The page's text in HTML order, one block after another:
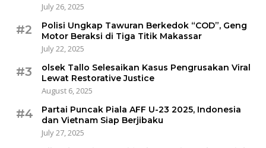
July 26, 2025
#2
Polisi Ungkap Tawuran Berkedok “COD”, Geng
Motor Beraksi di Tiga Titik Makassar
July 22, 2025
#3
olsek Tallo Selesaikan Kasus Pengrusakan Viral
Lewat Restorative Justice
August 6, 2025
#4
Partai Puncak Piala AFF U-23 2025, Indonesia
dan Vietnam Siap Berjibaku
July 27, 2025